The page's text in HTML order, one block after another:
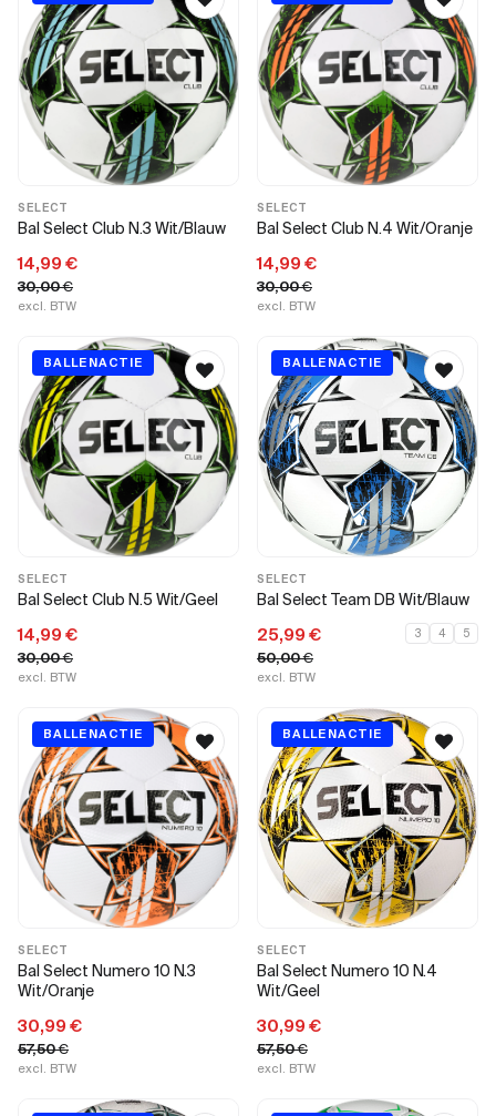
SELECT
Bal Select Club N.3 Wit/Blauw
14,99 €
30,00€
excl. BTW
SELECT
Bal Select Club N.4 Wit/Oranje
14,99 €
30,00€
excl. BTW
BALLENACTIE
SELECT
Bal Select Club N.5 Wit/Geel
14,99 €
30,00€
excl. BTW
BALLENACTIE
SELECT
Bal Select Team DB Wit/Blauw
25,99 €
50,00€
excl. BTW
3 4 5
BALLENACTIE
SELECT
Bal Select Numero 10 N.3
Wit/Oranje
30,99 €
57,50€
excl. BTW
BALLENACTIE
SELECT
Bal Select Numero 10 N.4
Wit/Geel
30,99 €
57,50€
excl. BTW